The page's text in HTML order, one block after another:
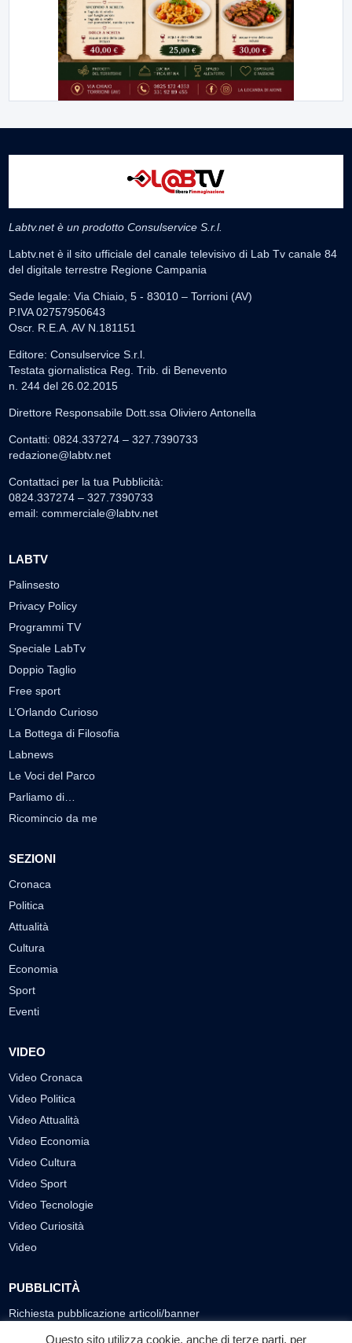
Labtv.net è un prodotto Consulservice S.r.l.
Labtv.net è il sito ufficiale del canale televisivo di Lab Tv canale 84
del digitale terrestre Regione Campania
Sede legale: Via Chiaio, 5 - 83010 – Torrioni (AV)
P.IVA 02757950643
Oscr. R.E.A. AV N.181151
Editore: Consulservice S.r.l.
Testata giornalistica Reg. Trib. di Benevento
n. 244 del 26.02.2015
Direttore Responsabile Dott.ssa Oliviero Antonella
Contatti: 0824.337274 – 327.7390733
redazione@labtv.net
Contattaci per la tua Pubblicità:
0824.337274 – 327.7390733
email: commerciale@labtv.net
LABTV
Palinsesto
Privacy Policy
Programmi TV
Speciale LabTv
Doppio Taglio
Free sport
L’Orlando Curioso
La Bottega di Filosofia
Labnews
Le Voci del Parco
Parliamo di…
Ricomincio da me
SEZIONI
Cronaca
Politica
Attualità
Cultura
Economia
Sport
Eventi
VIDEO
Video Cronaca
Video Politica
Video Attualità
Video Economia
Video Cultura
Video Sport
Video Tecnologie
Video Curiosità
Video
PUBBLICITÀ
Richiesta pubblicazione articoli/banner
Questo sito utilizza cookie, anche di terze parti, per